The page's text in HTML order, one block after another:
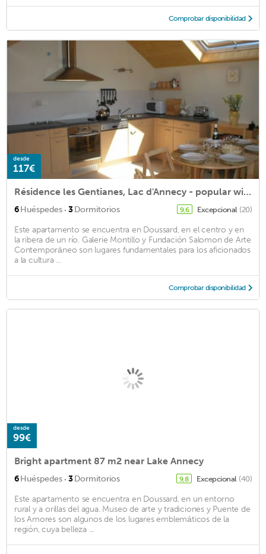
Comprobar disponibilidad
desde
117€
Résidence les Gentianes, Lac d'Annecy - popular with Paragliders and Cyclists
6Huéspedes · 3Dormitorios 9,6 Excepcional (20)
Este apartamento se encuentra en Doussard, en el centro y en
la ribera de un río. Galerie Montillo y Fundación Salomon de Arte
Contemporáneo son lugares fundamentales para los aficionados
a la cultura ...
Comprobar disponibilidad
desde
99€
Bright apartment 87 m2 near Lake Annecy
6Huéspedes · 3Dormitorios 9,8 Excepcional (40)
Este apartamento se encuentra en Doussard, en un entorno
rural y a orillas del agua. Museo de arte y tradiciones y Puente de
los Amores son algunos de los lugares emblemáticos de la
región, cuya belleza ...